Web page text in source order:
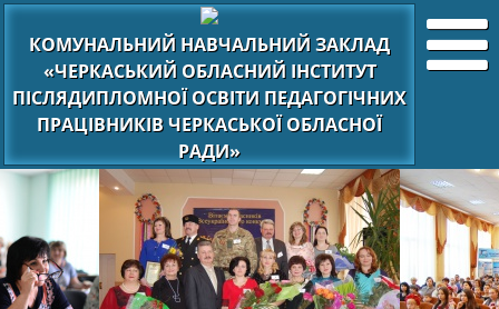
КОМУНАЛЬНИЙ НАВЧАЛЬНИЙ ЗАКЛАД
«ЧЕРКАСЬКИЙ ОБЛАСНИЙ ІНСТИТУТ
ПІСЛЯДИПЛОМНОЇ ОСВІТИ ПЕДАГОГІЧНИХ
ПРАЦІВНИКІВ ЧЕРКАСЬКОЇ ОБЛАСНОЇ
РАДИ»